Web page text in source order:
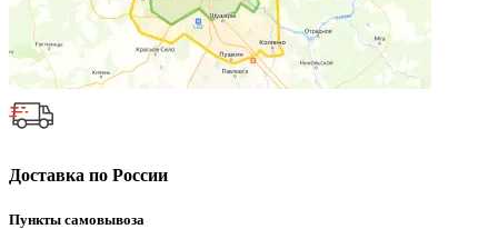
Доставка по России
Пункты самовывоза